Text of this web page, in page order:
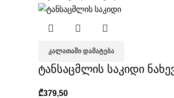
ᲙᲐᲚᲐᲗᲐᲨᲘ ᲓᲐᲛᲐᲢᲔᲑᲐ
ტანსაცმლის საკიდი
₾379,50